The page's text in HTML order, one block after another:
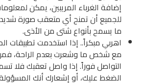
إضافة الغرباء المريبين، يمكن
للجميع أن تمنح أي متعقب صورة
ما يسمح بأنواع شتى من الأذى.
اهربي مبكراً.. إذا استخدمت تطبيقات
مع شخص ما وشعرت بعدم الراحة،
التواصل فوراً. إذا واصل تعقبك فلا
الضغط عليك، أو إشعارك أنك